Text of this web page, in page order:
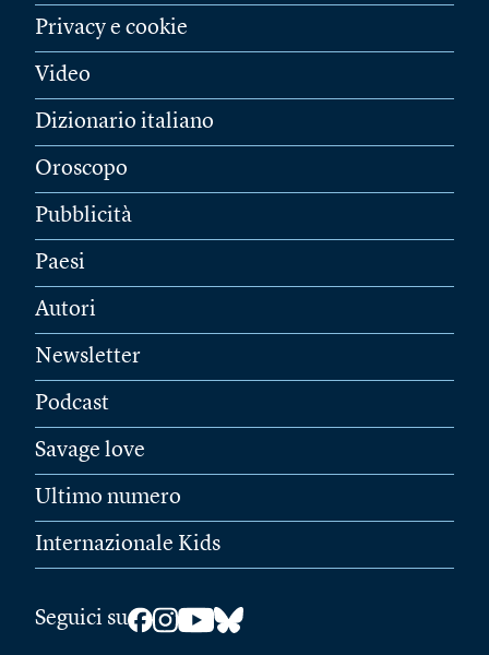
Privacy e cookie
Video
Dizionario italiano
Oroscopo
Pubblicità
Paesi
Autori
Newsletter
Podcast
Savage love
Ultimo numero
Internazionale Kids
Seguici su